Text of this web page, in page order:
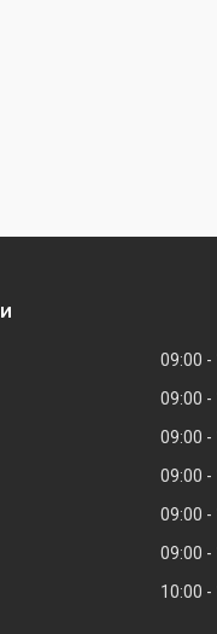
09:00
09:00
09:00
09:00
09:00
09:00
10:00